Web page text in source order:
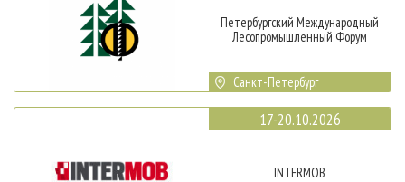
Петербургский Международный
Лесопромышленный Форум
Санкт-Петербург
17-20.10.2026
INTERMOB